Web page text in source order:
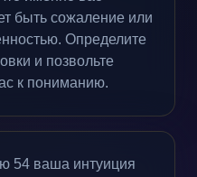
быть сожаление или
Определите
и позвольте
к пониманию.
54 ваша интуиция